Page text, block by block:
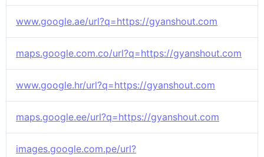
www.google.ae/url?q=https://gyanshout.com
maps.google.com.co/url?q=https://gyanshout.com
www.google.hr/url?q=https://gyanshout.com
maps.google.ee/url?q=https://gyanshout.com
images.google.com.pe/url?